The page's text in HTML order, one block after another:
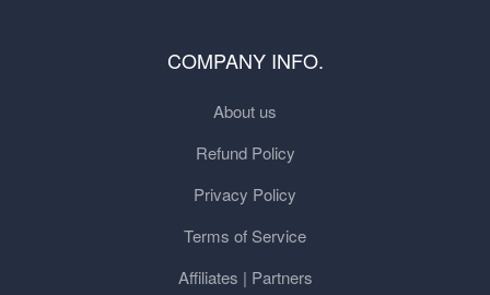
COMPANY INFO.
About us
Refund Policy
Privacy Policy
Terms of Service
Affiliates | Partners